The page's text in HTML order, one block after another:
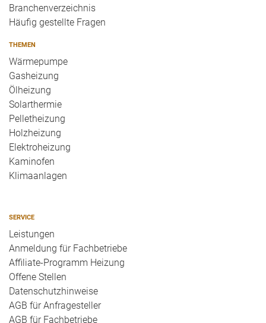
Branchenverzeichnis
Häufig gestellte Fragen
THEMEN
Wärmepumpe
Gasheizung
Ölheizung
Solarthermie
Pelletheizung
Holzheizung
Elektroheizung
Kaminofen
Klimaanlagen
SERVICE
Leistungen
Anmeldung für Fachbetriebe
Affiliate-Programm Heizung
Offene Stellen
Datenschutzhinweise
AGB für Anfragesteller
AGB für Fachbetriebe